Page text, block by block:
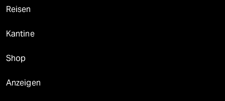
Reisen
Kantine
Shop
Anzeigen